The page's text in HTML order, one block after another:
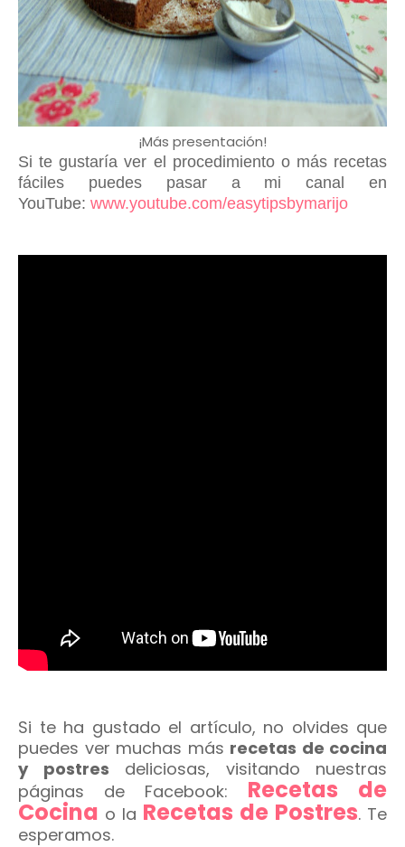
¡Más presentación!
Si te gustaría ver el procedimiento o más recetas
fáciles puedes pasar a mi canal en
YouTube: www.youtube.com/easytipsbymarijo
Si te ha gustado el artículo, no olvides que
puedes ver muchas más recetas de cocina
y postres deliciosas, visitando nuestras
páginas de Facebook: Recetas de
Cocina o la Recetas de Postres. Te
esperamos.